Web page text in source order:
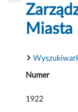
Miasta
Numer
1922